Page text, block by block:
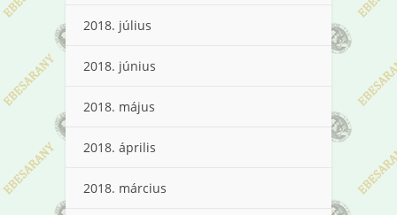
2018. július
2018. június
2018. május
2018. április
2018. március